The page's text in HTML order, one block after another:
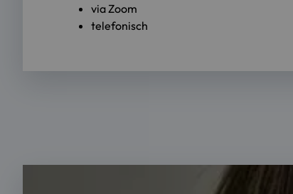
via Zoom
telefonisch